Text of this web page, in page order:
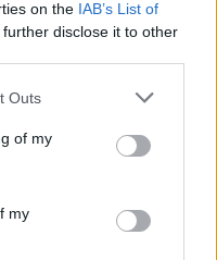
on the IAB’s List of
disclose it to other
Outs
of my
my
spolehlivá data o tom, která
za jakých podmínek jsou
experimenty, monitoring
na základě těchto
České zemědělské
ochlazení, zařízení je